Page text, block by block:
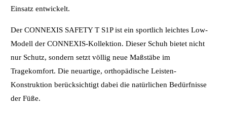
Einsatz entwickelt.
Der CONNEXIS SAFETY T S1P ist ein sportlich leichtes Low-
Modell der CONNEXIS-Kollektion. Dieser Schuh bietet nicht
nur Schutz, sondern setzt völlig neue Maßstäbe im
Tragekomfort. Die neuartige, orthopädische Leisten-
Konstruktion berücksichtigt dabei die natürlichen Bedürfnisse
der Füße.